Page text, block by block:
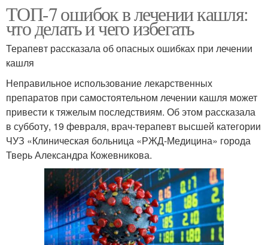
ТОП-7 ошибок в лечении кашля:
что делать и чего избегать
Терапевт рассказала об опасных ошибках при лечении
кашля
Неправильное использование лекарственных
препаратов при самостоятельном лечении кашля может
привести к тяжелым последствиям. Об этом рассказала
в субботу, 19 февраля, врач-терапевт высшей категории
ЧУЗ «Клиническая больница «РЖД-Медицина» города
Тверь Александра Кожевникова.